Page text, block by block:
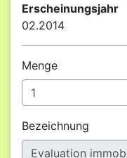
Erscheinungsjahr
02.2014
Menge
Bezeichnung